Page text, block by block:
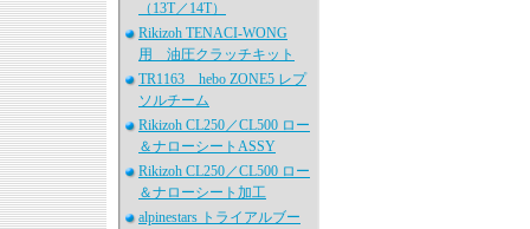
（13T／14T）
Rikizoh TENACI-WONG
用 油圧クラッチキット
TR1163 hebo ZONE5 レプ
ソルチーム
Rikizoh CL250／CL500 ロー
＆ナローシートASSY
Rikizoh CL250／CL500 ロー
＆ナローシート加工
alpinestars トライアルブー